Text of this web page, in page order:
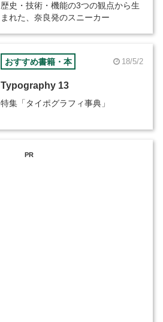
歴史・技術・機能の3つの観点から生
まれた、奈良発のスニーカー
おすすめ書籍・本 18/5/2
Typography 13
特集「タイポグラフィ事典」
PR